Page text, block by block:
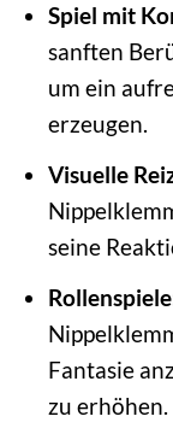
Spiel mit
sanften
um ein
erzeugen.
Visuelle
seine
Fantasie
zu erhöhen.